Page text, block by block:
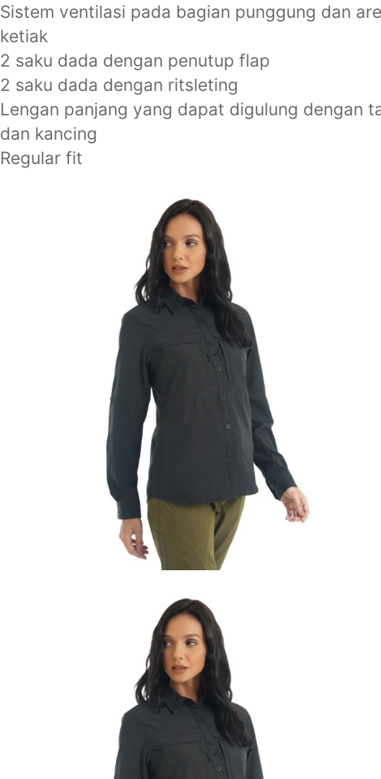
Sistem ventilasi pada bagian punggung dan
ketiak
2 saku dada dengan penutup flap
2 saku dada dengan ritsleting
Lengan panjang yang dapat digulung dengan
dan kancing
Regular fit